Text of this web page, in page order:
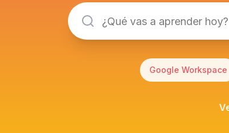
Google Workspace